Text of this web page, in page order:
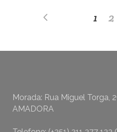
1 2
Morada: Rua Miguel Torga,
AMADORA